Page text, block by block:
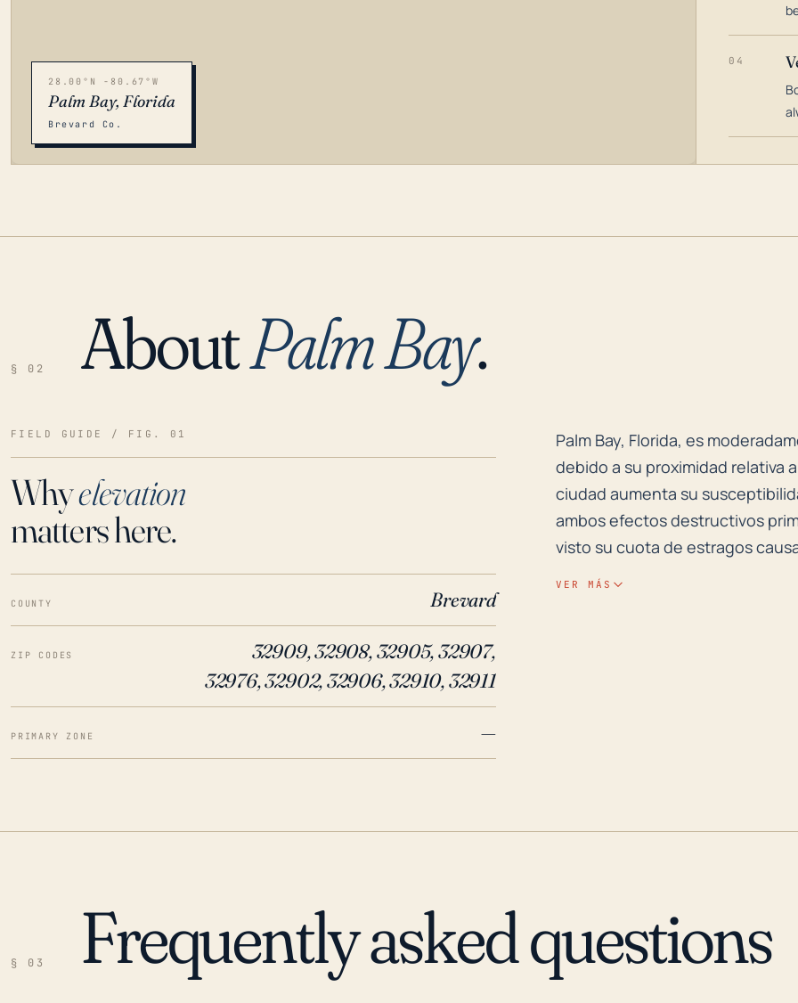
LOADING…
28.00°N -80.67°W
Palm Bay, Florida
Brevard Co.
04
§ 02 AboutPalm Bay.
FIELD GUIDE / FIG. 01
Whyelevation
matters here.
COUNTY Brevard
ZIP CODES
32909, 32908, 32905, 32907,
32976, 32902, 32906, 32910, 32911
PRIMARY ZONE —
Palm Bay, Florida, es
Palm Bay, Florida, es
debido a su proximidad relativa
ciudad aumenta su
ambos efectos destructivos
visto su cuota de estragos
del mar y las inundaciones
advertencias de huracanes e
VER MÁS
§ 03 Frequently asked questions